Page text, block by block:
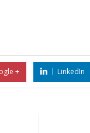
+ LinkedIn